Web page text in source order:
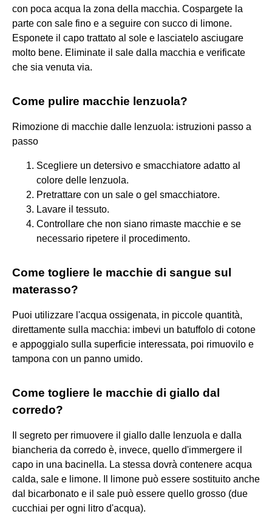
con poca acqua la zona della macchia. Cospargete la
parte con sale fino e a seguire con succo di limone.
Esponete il capo trattato al sole e lasciatelo asciugare
molto bene. Eliminate il sale dalla macchia e verificate
che sia venuta via.
Come pulire macchie lenzuola?
Rimozione di macchie dalle lenzuola: istruzioni passo a
passo
Scegliere un detersivo e smacchiatore adatto al
colore delle lenzuola.
Pretrattare con un sale o gel smacchiatore.
Lavare il tessuto.
Controllare che non siano rimaste macchie e se
necessario ripetere il procedimento.
Come togliere le macchie di sangue sul
materasso?
Puoi utilizzare l'acqua ossigenata, in piccole quantità,
direttamente sulla macchia: imbevi un batuffolo di cotone
e appoggialo sulla superficie interessata, poi rimuovilo e
tampona con un panno umido.
Come togliere le macchie di giallo dal
corredo?
Il segreto per rimuovere il giallo dalle lenzuola e dalla
biancheria da corredo è, invece, quello d'immergere il
capo in una bacinella. La stessa dovrà contenere acqua
calda, sale e limone. Il limone può essere sostituito anche
dal bicarbonato e il sale può essere quello grosso (due
cucchiai per ogni litro d'acqua).